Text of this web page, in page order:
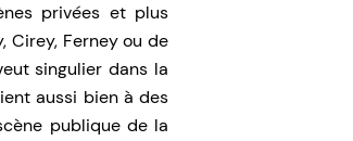
privées et plus
Cirey, Ferney ou de
singulier dans la
aussi bien à des
publique de la